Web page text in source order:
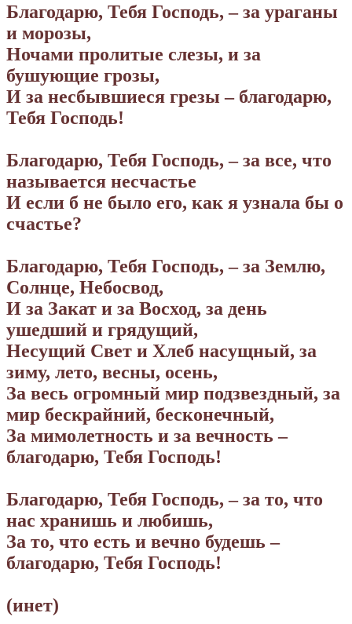
Благодарю, Тебя Господь, – за ураганы
и морозы,
Ночами пролитые слезы, и за
бушующие грозы,
И за несбывшиеся грезы – благодарю,
Тебя Господь!
Благодарю, Тебя Господь, – за все, что
называется несчастье
И если б не было его, как я узнала бы о
счастье?
Благодарю, Тебя Господь, – за Землю,
Солнце, Небосвод,
И за Закат и за Восход, за день
ушедший и грядущий,
Несущий Свет и Хлеб насущный, за
зиму, лето, весны, осень,
За весь огромный мир подзвездный, за
мир бескрайний, бесконечный,
За мимолетность и за вечность –
благодарю, Тебя Господь!
Благодарю, Тебя Господь, – за то, что
нас хранишь и любишь,
За то, что есть и вечно будешь –
благодарю, Тебя Господь!
(инет)